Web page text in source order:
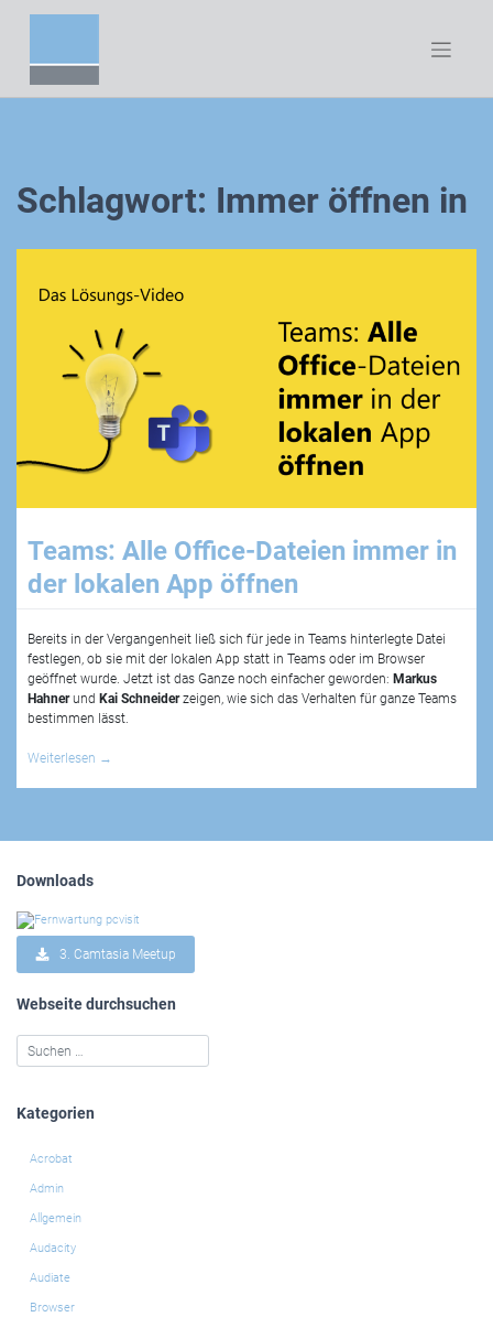
Schlagwort: Immer öffnen in
Teams: Alle Office-Dateien immer in
der lokalen App öffnen
Bereits in der Vergangenheit ließ sich für jede in Teams hinterlegte Datei
festlegen, ob sie mit der lokalen App statt in Teams oder im Browser
geöffnet wurde. Jetzt ist das Ganze noch einfacher geworden: Markus
Hahnerund Kai Schneiderzeigen, wie sich das Verhalten für ganze Teams
bestimmen lässt.
Weiterlesen →
Downloads
3. Camtasia Meetup
Webseite durchsuchen
Kategorien
Acrobat
Admin
Allgemein
Audacity
Audiate
Browser